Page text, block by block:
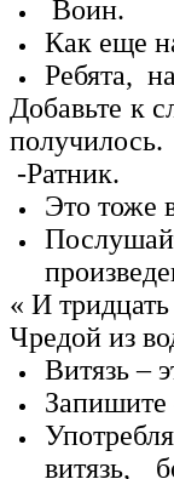
Воин.
Как еще
Ребята,
Добавьте к
получилось.
-Ратник.
Это тоже
« И
Чредой из
Витязь –
Запишите
витязь,